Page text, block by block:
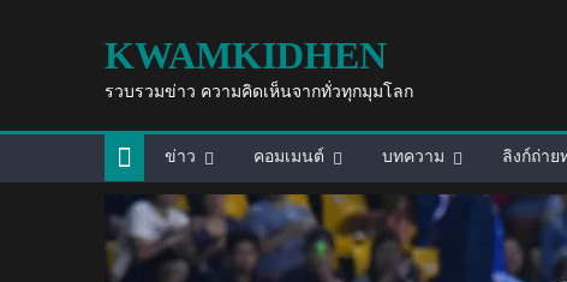
KWAMKIDHEN
รวบรวมข่าว ความคิดเห็นจากทั่วทุกมุมโลก
ข่าว คอมเมนต์ บทความ ลิงก์ถ่าย